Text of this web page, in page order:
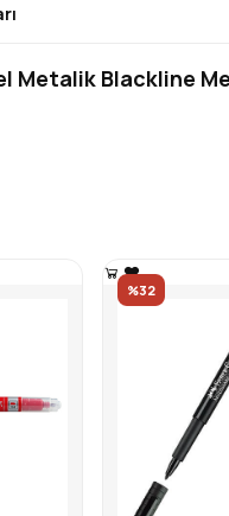
Metalik Blackline
%32